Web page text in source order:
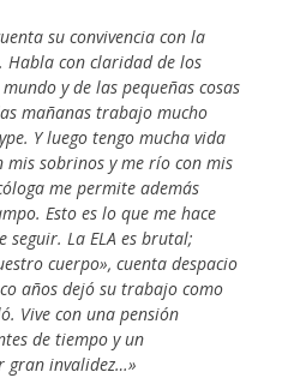
su convivencia con la
Habla con claridad de los
y de las pequeñas cosas
mañanas trabajo mucho
Y luego tengo mucha vida
mis sobrinos y me río con mis
me permite además
Esto es lo que me hace
seguir. La ELA es brutal;
cuerpo», cuenta despacio
años dejó su trabajo como
Vive con una pensión
de tiempo y un
gran invalidez…»